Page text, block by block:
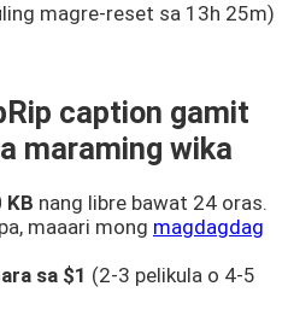
magre-reset sa 13h 25m)
caption gamit
maraming wika
KB nang libre bawat 24 oras.
maaari mong magdagdag
sa $1 (2-3 pelikula o 4-5